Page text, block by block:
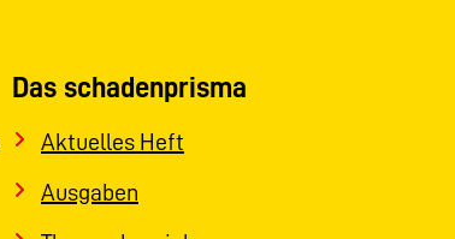
Das schadenprisma
Aktuelles Heft
Ausgaben